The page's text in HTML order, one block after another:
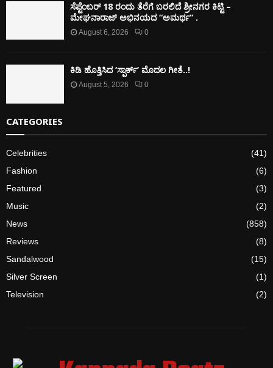
ಸೆಪ್ಟೆಂಬರ್ 18 ರಂದು ತೆರೆಗೆ ಬರಲಿದೆ ಶ್ರೀನಗರ ಕಿಟ್ಟಿ –
ಮೇಘನಾರಾಜ್ ಅಭಿನಯದ “ಅಮರ್ಥ” .
August 6, 2026 0
ಕಿಡಿ‌‌ ಹೊತ್ತಿಸಿದ ‘ಸ್ಪಾರ್ಕ್’ ಮೊದಲ‌ ಗೀತೆ..!
August 5, 2026 0
CATEGORIES
Celebrities
(41)
Fashion
(6)
Featured
(3)
Music
(2)
News
(858)
Reviews
(8)
Sandalwood
(15)
Silver Screen
(1)
Television
(2)